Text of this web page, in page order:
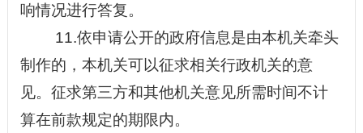
响情况进行答复。
11.依申请公开的政府信息是由本机关牵头
制作的，本机关可以征求相关行政机关的意
见。征求第三方和其他机关意见所需时间不计
算在前款规定的期限内。